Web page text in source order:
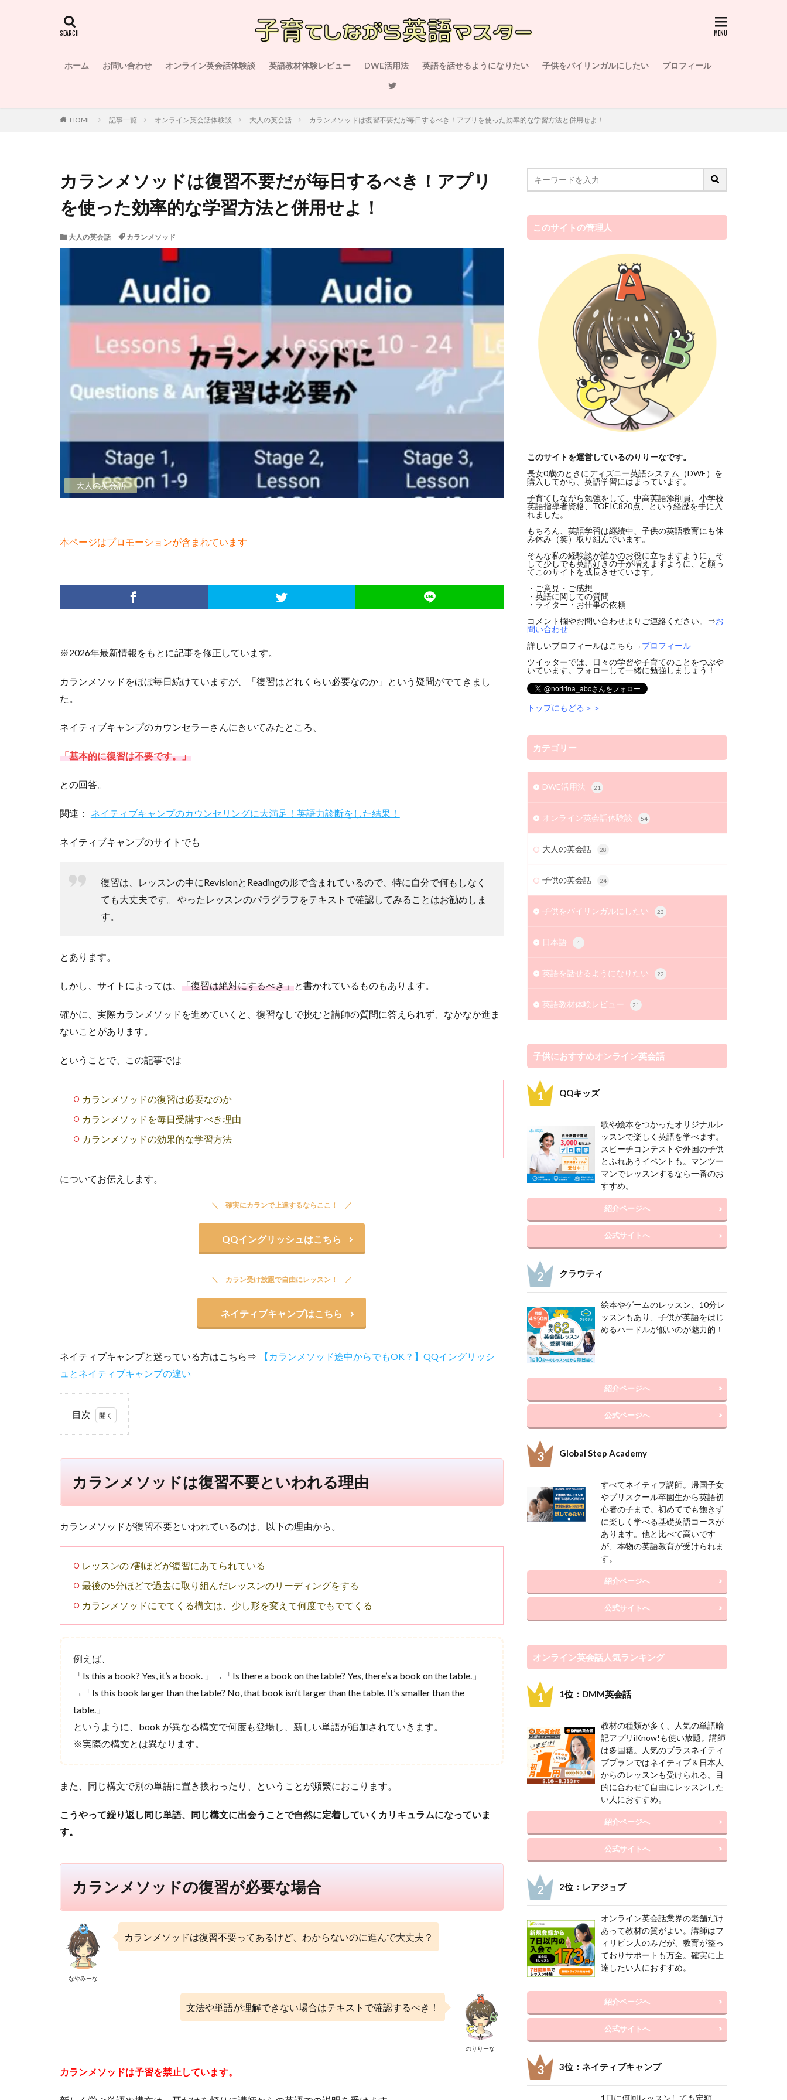
ホーム お問い合わせ オンライン英会話体験談 英語教材体験レビュー DWE活用法 英語を話せるようになりたい 子供をバイリンガルにしたい プロフィール
HOME 記事一覧 オンライン英会話体験談 大人の英会話 カランメソッドは復習不要だが毎日するべき！アプリを使った効率的な学習方法と併用せよ！
カランメソッドは復習不要だが毎日するべき！アプリ
を使った効率的な学習方法と併用せよ！
大人の英会話 カランメソッド
大人の英会話
本ページはプロモーションが含まれています
※2026年最新情報をもとに記事を修正しています。
カランメソッドをほぼ毎日続けていますが、「復習はどれくらい必要なのか」という疑問がでてきまし
た。
ネイティブキャンプのカウンセラーさんにきいてみたところ、
「基本的に復習は不要です。」
との回答。
関連： ネイティブキャンプのカウンセリングに大満足！英語力診断をした結果！
ネイティブキャンプのサイトでも
復習は、レッスンの中にRevisionとReadingの形で含まれているので、特に自分で何もしなく
ても大丈夫です。 やったレッスンのパラグラフをテキストで確認してみることはお勧めしま
す。
とあります。
しかし、サイトによっては、 「復習は絶対にするべき」と書かれているものもあります。
確かに、実際カランメソッドを進めていくと、復習なしで挑むと講師の質問に答えられず、なかなか進ま
ないことがあります。
ということで、この記事では
カランメソッドの復習は必要なのか
カランメソッドを毎日受講すべき理由
カランメソッドの効果的な学習方法
についてお伝えします。
確実にカランで上達するならここ！
QQイングリッシュはこちら
カラン受け放題で自由にレッスン！
ネイティブキャンプはこちら
ネイティブキャンプと迷っている方はこちら⇒
【カランメソッド途中からでもOK？】QQイングリッシ
ュとネイティブキャンプの違い
目次
ラ
メ
ッ
は
不
い
理
由
ラ
ン
ソ
の
習
が
必
合
習
し
な
い
な
べ
き
カランメソッドは復習不要といわれる理由
カランメソッドが復習不要といわれているのは、以下の理由から。
レッスンの7割ほどが復習にあてられている
最後の5分ほどで過去に取り組んだレッスンのリーディングをする
カランメソッドにでてくる構文は、少し形を変えて何度でもでてくる
例えば、
「Is this a book? Yes, it’s a book. 」→「Is there a book on the table? Yes, there’s a book on the table.」
→「Is this book larger than the table? No, that book isn’t larger than the table. It’s smaller than the
table.」
というように、book が異なる構文で何度も登場し、新しい単語が追加されていきます。
※実際の構文とは異なります。
また、同じ構文で別の単語に置き換わったり、ということが頻繁におこります。
こうやって繰り返し同じ単語、同じ構文に出会うことで自然に定着していくカリキュラムになっていま
す。
カランメソッドの復習が必要な場合
なやみーな
カランメソッドは復習不要ってあるけど、わからないのに進んで大丈夫？
のりりーな
文法や単語が理解できない場合はテキストで確認するべき！
カランメソッドは予習を禁止しています。
このサイトの管理人
このサイトを運営しているのりりーなです。
長女0歳のときにディズニー英語システム（DWE）を
購入してから、英語学習にはまっています。
子育てしながら勉強をして、中高英語添削員、小学校
英語指導者資格、TOEIC820点、という経歴を手に入
れました。
もちろん、英語学習は継続中、子供の英語教育にも休
み休み（笑）取り組んでいます。
そんな私の経験談が誰かのお役に立ちますように、そ
して少しでも英語好きの子が増えますように、と願っ
てこのサイトを成長させています。
・ご意見・ご感想
・英語に関しての質問
・ライター・お仕事の依頼
コメント欄やお問い合わせよりご連絡ください。⇒お
問い合わせ
詳しいプロフィールはこちら→ プロフィール
ツイッターでは、日々の学習や子育てのことをつぶや
いています。フォローして一緒に勉強しましょう！
トップにもどる＞＞
カテゴリー
DWE活用法 21
オンライン英会話体験談 54
大人の英会話 28
子供の英会話 24
子供をバイリンガルにしたい 23
日本語 1
英語を話せるようになりたい 22
英語教材体験レビュー 21
子供におすすめオンライン英会話
QQキッズ
歌や絵本をつかったオリジナルレ
ッスンで楽しく英語を学べます。
スピーチコンテストや外国の子供
とふれあうイベントも。マンツー
マンでレッスンするなら一番のお
すすめ。
紹介ページへ
公式サイトへ
クラウティ
絵本やゲームのレッスン、10分レ
ッスンもあり、子供が英語をはじ
めるハードルが低いのが魅力的！
紹介ページへ
公式ページへ
Global Step Academy
すべてネイティブ講師。帰国子女
やプリスクール卒園生から英語初
心者の子まで。初めてでも飽きず
に楽しく学べる基礎英語コースが
あります。他と比べて高いです
が、本物の英語教育が受けられま
す。
紹介ページへ
公式サイトへ
オンライン英会話人気ランキング
1位：DMM英会話
教材の種類が多く、人気の単語暗
記アプリiKnow!も使い放題。講師
は多国籍。人気のプラスネイティ
ブプランではネイティブ＆日本人
からのレッスンも受けられる。目
的に合わせて自由にレッスンした
い人におすすめ。
紹介ページへ
公式サイトへ
2位：レアジョブ
オンライン英会話業界の老舗だけ
あって教材の質がよい。講師はフ
ィリピン人のみだが、教育が整っ
ておりサポートも万全。確実に上
達したい人におすすめ。
紹介ページへ
公式サイトへ
3位：ネイティブキャンプ
1日に何回レッスンしても定額。